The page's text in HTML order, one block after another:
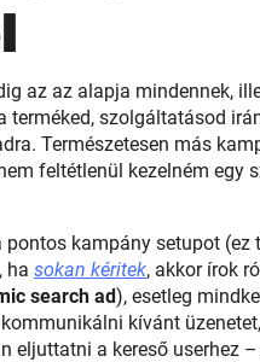
az az alapja mindennek,
szolgáltatásod
Természetesen más
feltétlenül kezelném egy
kampány setupot (ez
, ha sokan kéritek, akkor írok
search ad), esetleg
kívánt
a kereső userhez –